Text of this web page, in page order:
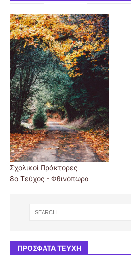
Σχολικοί Πράκτορες
8ο Τεύχος - Φθινόπωρο
ΠΡΌΣΦΑΤΑ ΤΕΎΧΗ